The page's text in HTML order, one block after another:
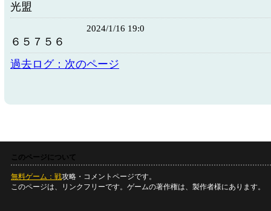
光盟
2024/1/16 19:0
６５７５６
過去ログ：次のページ
このページについて
無料ゲーム：戦攻略・コメントページです。
このページは、リンクフリーです。ゲームの著作権は、製作者様にあります。